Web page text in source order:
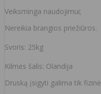
Veiksminga naudojimui;
Nereikia brangios priežiūros.
Svoris: 25kg
Kilmės šalis: Olandija
Druską įsigyti galima tik